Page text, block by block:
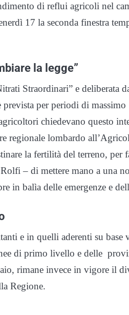
di reflui agricoli nel
17 la seconda finestra
la legge”
Straordinari” e deliberata
prevista per periodi di
chiedevano questo
regionale lombardo
la fertilità del terreno, per
– di mettere mano a una
in balìa delle emergenze e
e in quelli aderenti su
di primo livello e delle
rimane invece in vigore il
Regione.